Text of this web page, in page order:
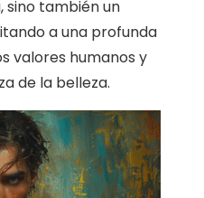
también un
a una profunda
valores humanos y
de la belleza.